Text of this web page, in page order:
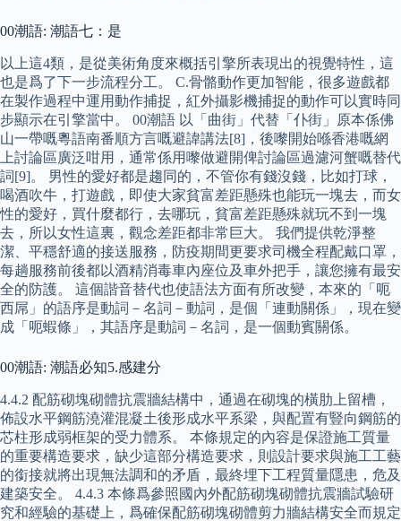
00潮語: 潮語七：是
以上這4類，是從美術角度來概括引擎所表現出的視覺特性，這
也是爲了下一步流程分工。 C.骨骼動作更加智能，很多遊戲都
在製作過程中運用動作捕捉，紅外攝影機捕捉的動作可以實時同
步顯示在引擎當中。 00潮語 以「曲街」代替「仆街」原本係佛
山一帶嘅粵語南番順方言嘅避諱講法[8]，後嚟開始喺香港嘅網
上討論區廣泛咁用，通常係用嚟做避開俾討論區過濾河蟹嘅替代
詞[9]。 男性的愛好都是趨同的，不管你有錢沒錢，比如打球，
喝酒吹牛，打遊戲，即使大家貧富差距懸殊也能玩一塊去，而女
性的愛好，買什麼都行，去哪玩，貧富差距懸殊就玩不到一塊
去，所以女性這裏，觀念差距都非常巨大。 我們提供乾淨整
潔、平穩舒適的接送服務，防疫期間更要求司機全程配戴口罩，
每趟服務前後都以酒精消毒車內座位及車外把手，讓您擁有最安
全的防護。 這個諧音替代也使語法方面有所改變，本來的「呃
西屌」的語序是動詞－名詞－動詞，是個「連動關係」，現在變
成「呃蝦條」，其語序是動詞－名詞，是一個動賓關係。
00潮語: 潮語必知5.感建分
4.4.2 配筋砌塊砌體抗震牆結構中，通過在砌塊的橫肋上留槽，
佈設水平鋼筋澆灌混凝土後形成水平系梁，與配置有豎向鋼筋的
芯柱形成弱框架的受力體系。 本條規定的內容是保證施工質量
的重要構造要求，缺少這部分構造要求，則設計要求與施工工藝
的銜接就將出現無法調和的矛盾，最終埋下工程質量隱患，危及
建築安全。 4.4.3 本條爲參照國內外配筋砌塊砌體抗震牆試驗研
究和經驗的基礎上，爲確保配筋砌塊砌體剪力牆結構安全而規定